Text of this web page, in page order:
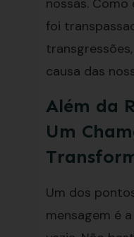
nossas. Como
foi
causa das
Além da
Um
Um dos
mensagem é